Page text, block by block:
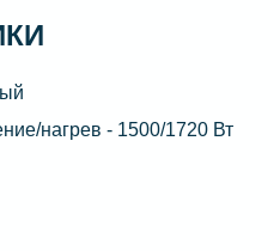
нагрев - 1500/1720 Вт